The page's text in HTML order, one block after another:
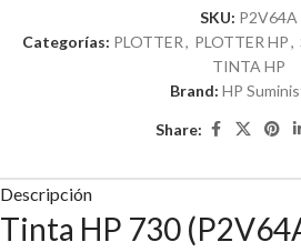
SKU: P2V64A
Categorías: PLOTTER, PLOTTER HP,
TINTA HP
Brand: HP
Share:
Descripción
Tinta HP 730